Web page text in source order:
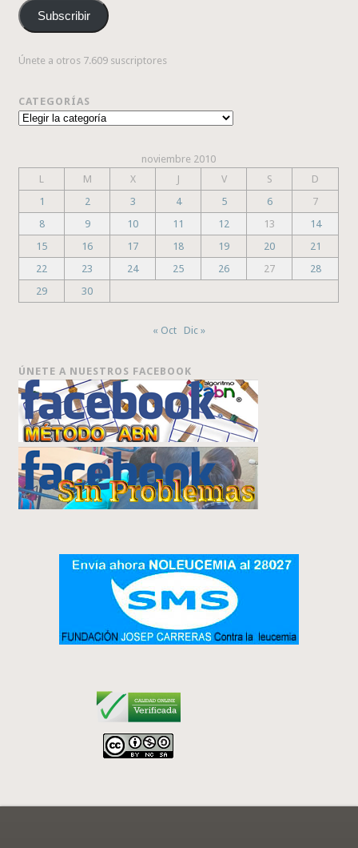
correo
electrónico
Subscribir
Únete a otros 7.609 suscriptores
CATEGORÍAS
Categorías
noviembre 2010
L
M X J V S
D
1
2 3 4 5 6
7
8
9 10 11 12 13
14
15
16 17 18 19 20
21
22
23 24 25 26 27
28
29
30
« Oct Dic »
ÚNETE A NUESTROS FACEBOOK